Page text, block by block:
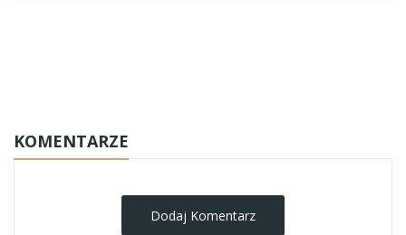
KOMENTARZE
Dodaj Komentarz